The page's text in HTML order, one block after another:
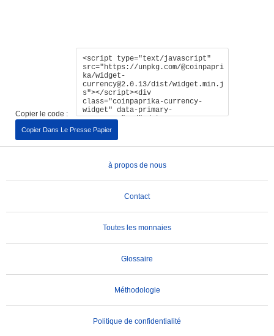
Copier le code :
Copier Dans Le Presse Papier
à propos de nous
Contact
Toutes les monnaies
Glossaire
Méthodologie
Politique de confidentialité